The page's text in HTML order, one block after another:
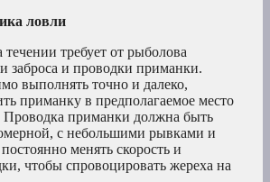
ловли
требует от рыболова
заброса и проводки приманки.
выполнять точно и далеко,
приманку в предполагаемое место
Проводка приманки должна быть
с небольшими рывками и
менять скорость и
чтобы спровоцировать жереха на